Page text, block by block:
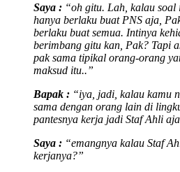
Saya : “oh gitu. Lah, kalau soal
hanya berlaku buat PNS aja,
berlaku buat semua. Intinya
berimbang gitu kan, Pak? Tapi
pak sama tipikal orang-orang
maksud itu..”
Bapak : “iya, jadi, kalau kamu
sama dengan orang lain di
pantesnya kerja jadi Staf Ahli
Saya : “emangnya kalau Staf
kerjanya?”